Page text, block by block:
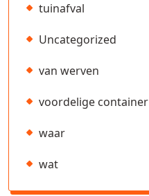
tuinafval
Uncategorized
van werven
voordelige container
waar
wat